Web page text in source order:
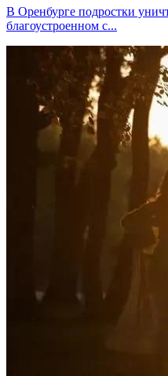
В Оренбурге подростки
благоустроенном с...